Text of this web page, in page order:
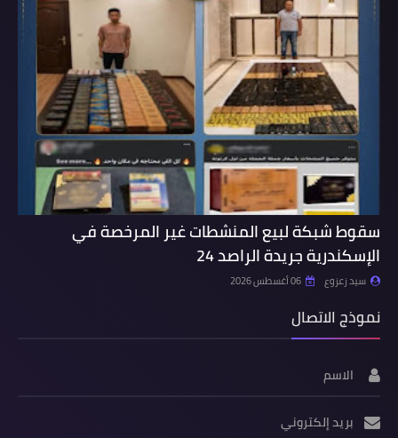
سقوط شبكة لبيع المنشطات غير المرخصة في
الإسكندرية جريدة الراصد 24
سيد زعزوع 06 أغسطس 2026
نموذج الاتصال
الاسم
بريد إلكتروني